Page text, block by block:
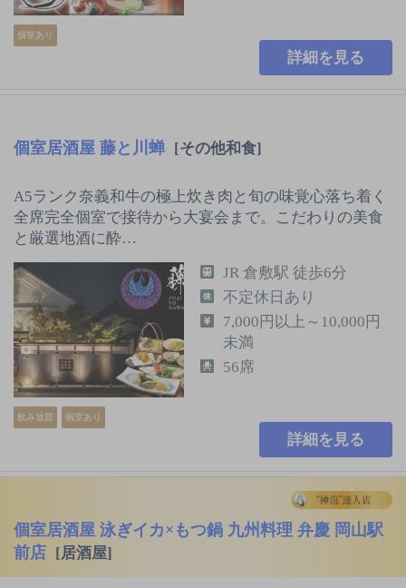
個室あり
詳細を見る
個室居酒屋 藤と川蝉 [その他和食]
A5ランク奈義和牛の極上炊き肉と旬の味覚心落ち着く
全席完全個室で接待から大宴会まで。こだわりの美食
と厳選地酒に酔…
飲み放題 個室あり
JR 倉敷駅 徒歩6分
不定休日あり
7,000円以上～10,000円
未満
56席
詳細を見る
個室居酒屋 泳ぎイカ×もつ鍋 九州料理 弁慶 岡山駅
前店 [居酒屋]